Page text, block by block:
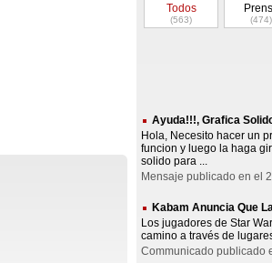
Todos
(563) (474)
Ayuda!!!, Grafica
Hola, Necesito hacer un
funcion y luego la haga
solido para ...
Mensaje publicado en el
Kabam Anuncia Que
Los jugadores de Star
camino a través de
Communicado publicado